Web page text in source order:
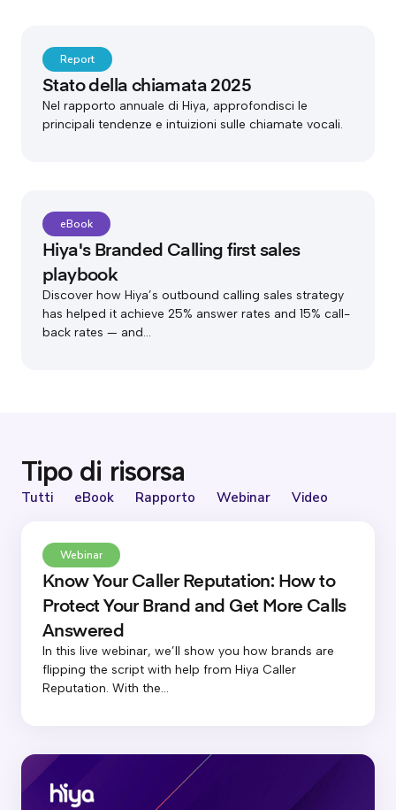
Report
Stato della chiamata 2025
Nel rapporto annuale di Hiya, approfondisci le
principali tendenze e intuizioni sulle chiamate vocali.
eBook
Hiya's Branded Calling first sales
playbook
Discover how Hiya’s outbound calling sales strategy
has helped it achieve 25% answer rates and 15% call-
back rates — and...
Tipo di risorsa
Tutti eBook Rapporto Webinar Video
Webinar
Know Your Caller Reputation: How to
Protect Your Brand and Get More Calls
Answered
In this live webinar, we’ll show you how brands are
flipping the script with help from Hiya Caller
Reputation. With the...